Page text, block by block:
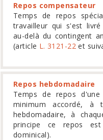
Repos compensateur
Temps de repos
travailleur qui s'est
au-delà du contingent
(article L. 3121-22et
Repos hebdomadaire
Temps de repos
minimum accordé, à
hebdomadaire, à
principe ce repos
dominical).